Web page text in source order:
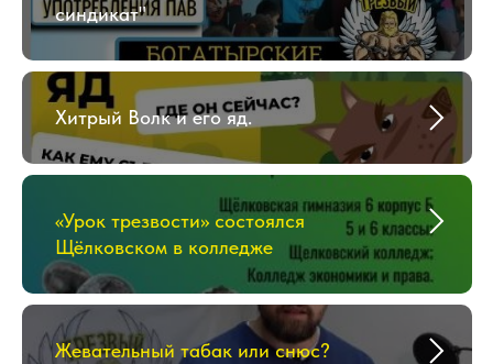
синдикат"
Хитрый Волк и его яд.
«Урок трезвости» состоялся
Щёлковском в колледже
Жевательный табак или снюс?